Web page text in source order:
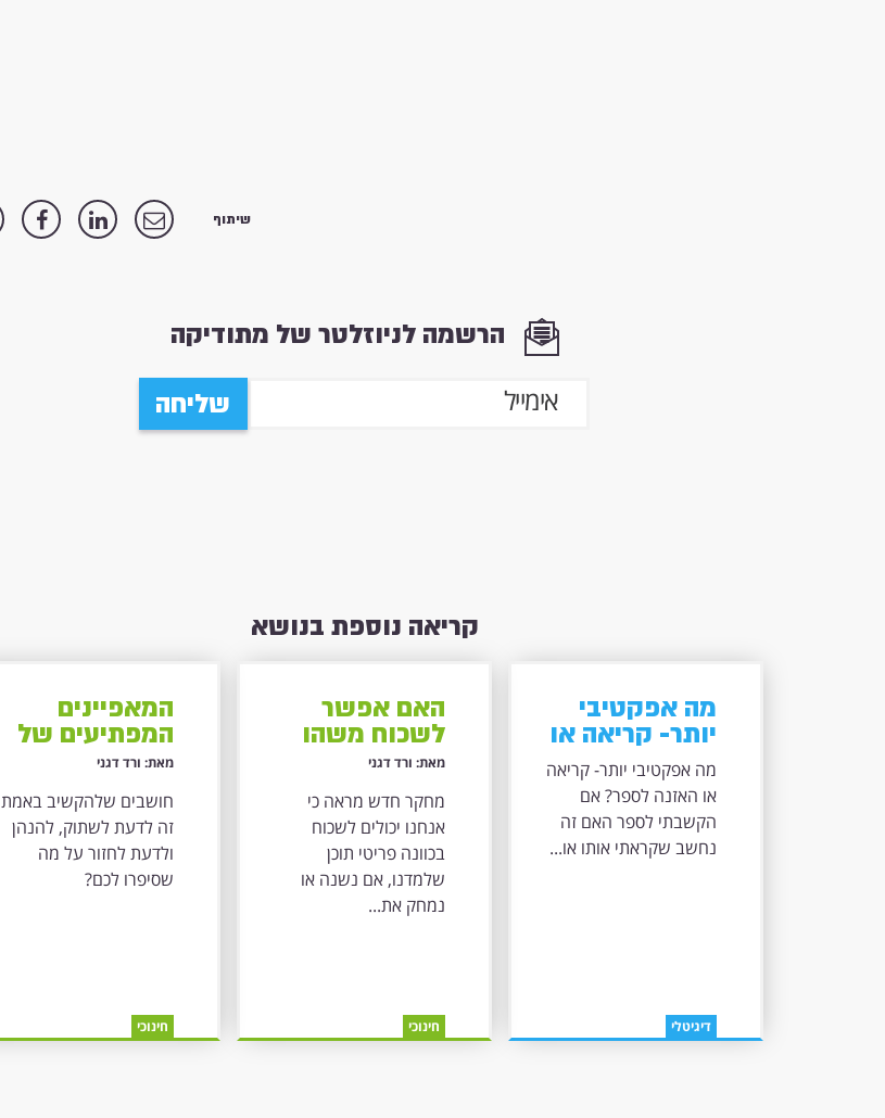
שיתוף
הרשמה לניוזלטר של מתודיקה
שליחה
קריאה נוספת בנושא
מה אפקטיבי
יותר- קריאה או
האזנה לספר?
מה אפקטיבי יותר- קריאה
או האזנה לספר? אם
הקשבתי לספר האם זה
נחשב שקראתי אותו או...
דיגיטלי
האם אפשר
לשכוח משהו
בכוונה?
מאת: ורד דגני
מחקר חדש מראה כי
אנחנו יכולים לשכוח
בכוונה פריטי תוכן
שלמדנו, אם נשנה או
נמחק את...
חינוכי
המאפיינים
המפתיעים של
אנשים
שמקשיבים
באמת
מאת: ורד דגני
חושבים שלהקשיב באמת
זה לדעת לשתוק, להנהן
ולדעת לחזור על מה
שסיפרו לכם?
חינוכי